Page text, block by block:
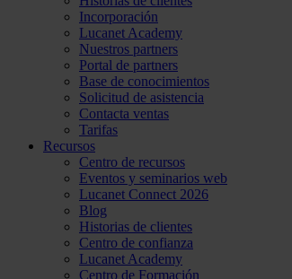
Incorporación
Lucanet Academy
Nuestros partners
Portal de partners
Base de conocimientos
Solicitud de asistencia
Contacta ventas
Tarifas
Recursos
Centro de recursos
Eventos y seminarios web
Lucanet Connect 2026
Blog
Historias de clientes
Centro de confianza
Lucanet Academy
Centro de Formación